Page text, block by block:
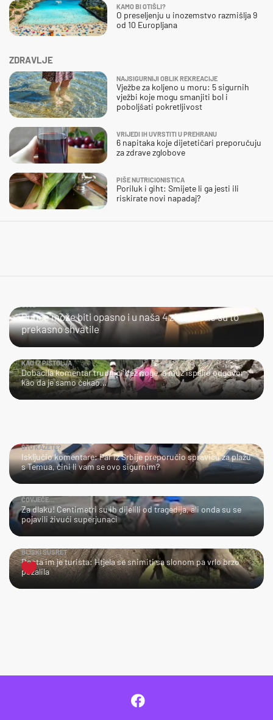
ZDRAVLJE
NAJSIGURNIJI OBLIK REKREACIJE
Vježbe za koljeno u moru: 5 sigurnih
vježbi koje mogu smanjiti bol i
poboljšati pokretljivost
VRIJEDI IH UVRSTITI U PREHRANU
6 napitaka koje dijetetičari preporučuju
za zdrave zglobove
PIŠE NUTRICIONISTICA
Poriluk i giht: Smijete li ga jesti ili
riskirate novi napadaj?
KAMO BI OTIŠLI?
O preseljenju u inozemstvo razmišlja 9
od 10 Europljana
Sunce može biti opasno i u naša 4 zida, a one su to
prekasno shvatile
KAO IZ PIŠTOLJA
Dobacila komentar trudnici bez noge, a muž ispalio odgovor
kao da je samo čekao…
ŠTO KAŽETE?
Isključio komentare: Par iz Srbije preporučio spravicu za plažu
s Temua, čini li vam se ovo sigurnim?
ČOVJEČE…
Za dlaku! Centimetri su ih dijelili od tragedija, ali onda su se
pojavili živući superjunaci
BLISKI SUSRET
Dosta im je turista: Htjela se snimiti sa slonom pa vrlo brzo
požalila